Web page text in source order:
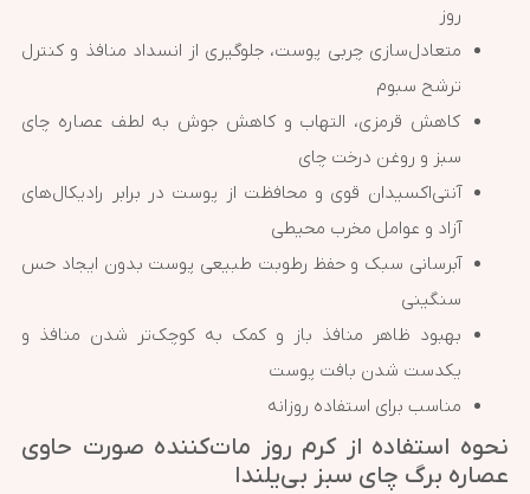
روز
متعادل‌سازی چربی پوست، جلوگیری از انسداد منافذ و کنترل
ترشح سبوم
کاهش قرمزی، التهاب و کاهش جوش به لطف عصاره چای
سبز و روغن درخت چای
آنتی‌اکسیدان قوی و محافظت از پوست در برابر رادیکال‌های
آزاد و عوامل مخرب محیطی
آبرسانی سبک و حفظ رطوبت طبیعی پوست بدون ایجاد حس
سنگینی
بهبود ظاهر منافذ باز و کمک به کوچک‌تر شدن منافذ و
یکدست شدن بافت پوست
مناسب برای استفاده روزانه
نحوه استفاده از کرم روز مات‌کننده صورت حاوی
عصاره برگ چای سبز بی‌یلندا